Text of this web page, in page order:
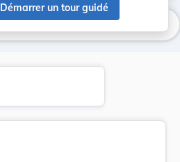
Démarrer un tour guidé